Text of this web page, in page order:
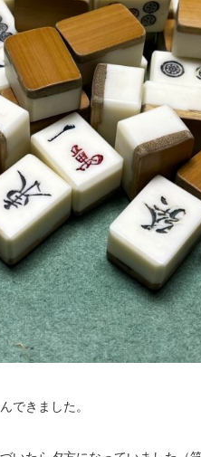
できました。